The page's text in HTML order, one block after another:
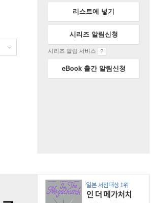
리스트에 넣기
시리즈 알림신청
시리즈 알림 서비스
eBook 출간 알림신청